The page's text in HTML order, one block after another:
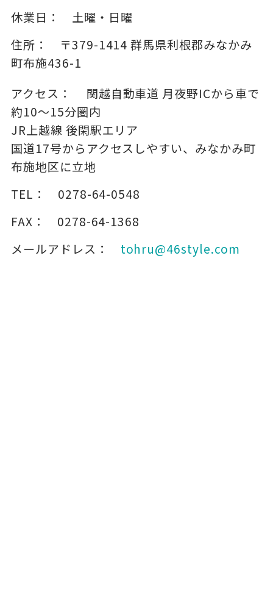
休業日：
土曜・日曜
住所：
〒379-1414 群馬県利根郡みなかみ
町布施436-1
アクセス：
関越自動車道 月夜野ICから車で
約10～15分圏内
JR上越線 後閑駅エリア
国道17号からアクセスしやすい、みなかみ町
布施地区に立地
TEL：
0278-64-0548
FAX：
0278-64-1368
メールアドレス：
tohru@46style.com